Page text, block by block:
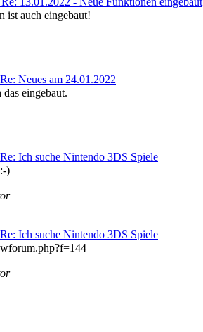
ist auch eingebaut!
Neues am 24.01.2022
eingebaut.
Ich suche Nintendo 3DS Spiele
)
Ich suche Nintendo 3DS Spiele